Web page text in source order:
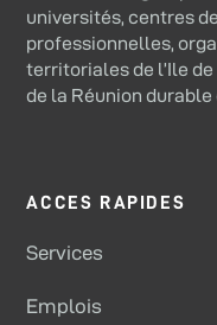
universités, centres
professionnelles,
territoriales de l’Ile
de la Réunion
ACCES RAPIDES
Services
Emplois